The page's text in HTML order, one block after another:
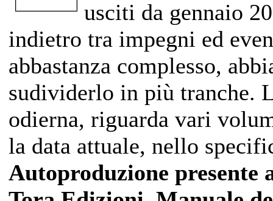
usciti da gennaio
indietro tra impegni ed
abbastanza complesso,
sudividerlo in più tranche.
odierna, riguarda vari
la data attuale, nello
Autoproduzione presente